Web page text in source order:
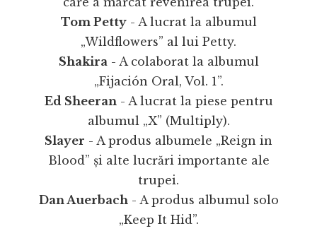
Tom Petty- A lucrat la albumul
„Wildflowers” al lui Petty.
Shakira - A colaborat la albumul
„Fijación Oral, Vol. 1”.
Ed Sheeran - A lucrat la piese pentru
albumul „X” (Multiply).
Slayer - A produs albumele „Reign in
Blood” și alte lucrări importante ale
trupei.
Dan Auerbach - A produs albumul solo
„Keep It Hid”.